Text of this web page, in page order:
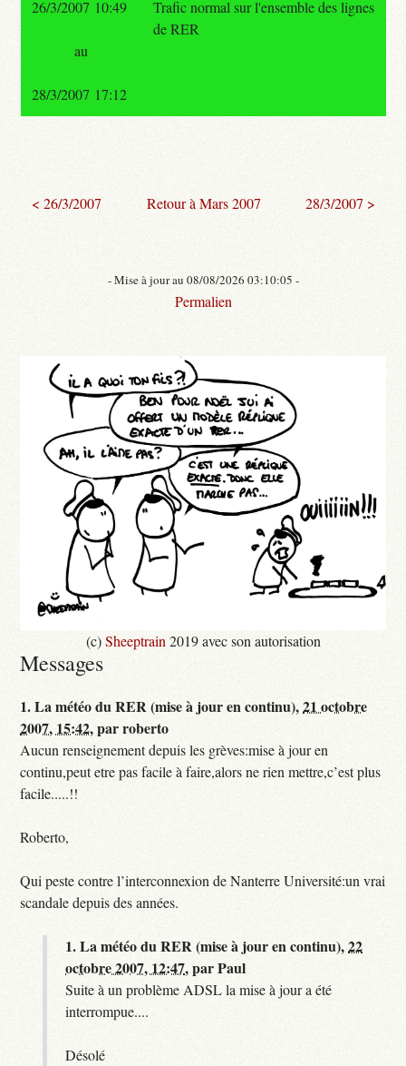
26/3/2007 10:49
Trafic normal sur l'ensemble des lignes
de RER
au
28/3/2007 17:12
< 26/3/2007 Retour à Mars 2007 28/3/2007 >
- Mise à jour au 08/08/2026 03:10:05 -
Permalien
(c)Sheeptrain 2019 avec son autorisation
Messages
1.La météo du RER (mise à jour en continu),21 octobre
2007, 15:42,parroberto
Aucun renseignement depuis les grèves:mise à jour en
continu,peut etre pas facile à faire,alors ne rien mettre,c’est plus
facile.....!!
Roberto,
Qui peste contre l’interconnexion de Nanterre Université:un vrai
scandale depuis des années.
1.La météo du RER (mise à jour en continu),22
octobre 2007, 12:47,parPaul
Suite à un problème ADSL la mise à jour a été
interrompue....
Désolé